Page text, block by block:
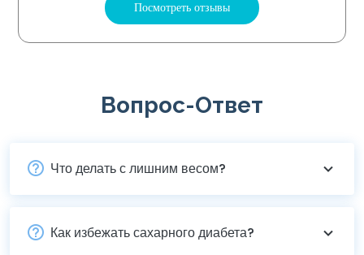
Посмотреть отзывы
Вопрос-Ответ
Что делать с лишним весом?
Как избежать сахарного диабета?